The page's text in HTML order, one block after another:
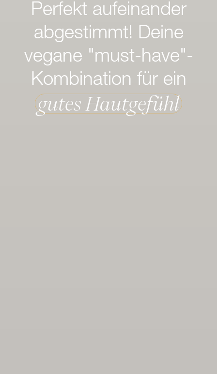
Perfekt aufeinander
abgestimmt! Deine
vegane "must-have"-
Kombination für ein
gutes Hautgefühl